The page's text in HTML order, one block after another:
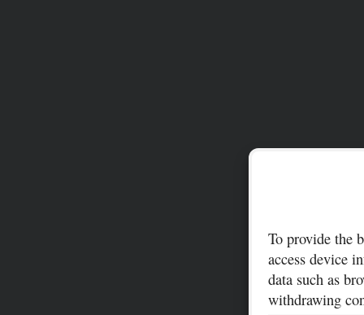
To provide the
access device
data such as
withdrawing